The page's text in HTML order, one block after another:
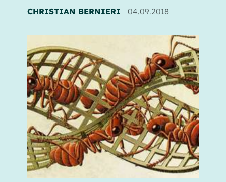
CHRISTIAN BERNIERI 04.09.2018